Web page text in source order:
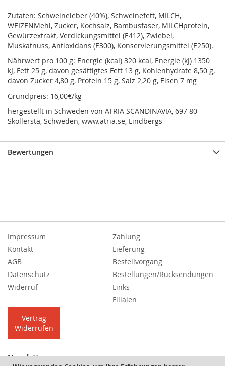
Zutaten: Schweineleber (40%), Schweinefett, MILCH,
WEIZENMehl, Zucker, Kochsalz, Bambusfaser, MILCHprotein,
Gewürzextrakt, Verdickungsmittel (E412), Zwiebel,
Muskatnuss, Antioxidans (E300), Konservierungsmittel (E250).
Nährwert pro 100 g: Energie (kcal) 320 kcal, Energie (kJ) 1350
kJ, Fett 25 g, davon gesättigtes Fett 13 g, Kohlenhydrate 8,50 g,
davon Zucker 4,80 g, Protein 15 g, Salz 2,20 g, Eisen 7 mg
Grundpreis: 16,00€/kg
hergestellt in Schweden von ATRIA SCANDINAVIA, 697 80
Sköllersta, Schweden, www.atria.se, Lindbergs
Bewertungen
Impressum
Kontakt
AGB
Datenschutz
Widerruf
Vertrag
Widerrufen
Zahlung
Lieferung
Bestellvorgang
Bestellungen/Rücksendungen
Links
Filialen
Newsletter